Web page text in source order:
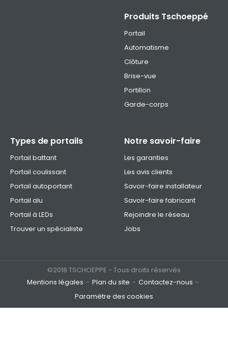
Produits Tschoeppé
Portail
Automatisme
Clôture
Brise-vue
Portillon
Garde-corps
Types de portails
Portail battant
Portail coulissant
Portail autoportant
Portail alu
Portail à LEDs
Trouver un spécialiste
Notre savoir-faire
Les garanties
Les avis clients
Savoir-faire installateur
Savoir-faire fabricant
Rejoindre le réseau
Jobs
©2018 TSCHOEPPE - Tous droits réservés
Mentions légales
Plan du site
Contactez-nous
Paramètre des cookies